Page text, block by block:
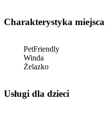
Charakterystyka miejsca
PetFriendly
Winda
Żelazko
usługi dla dzieci